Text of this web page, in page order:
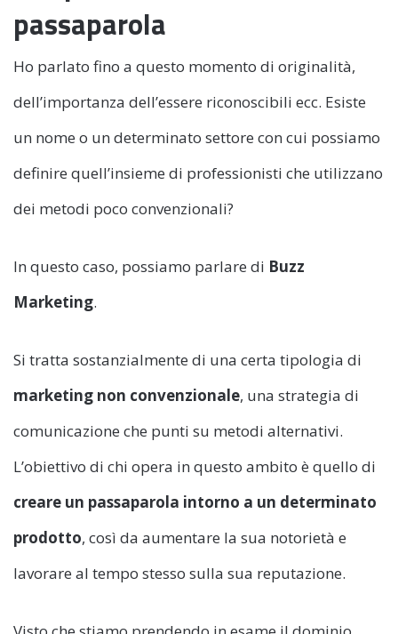
passaparola
Ho parlato fino a questo momento di originalità,
dell’importanza dell’essere riconoscibili ecc. Esiste
un nome o un determinato settore con cui possiamo
definire quell’insieme di professionisti che utilizzano
dei metodi poco convenzionali?
In questo caso, possiamo parlare di Buzz
Marketing.
Si tratta sostanzialmente di una certa tipologia di
marketing non convenzionale, una strategia di
comunicazione che punti su metodi alternativi.
L’obiettivo di chi opera in questo ambito è quello di
creare un passaparola intorno a un determinato
prodotto, così da aumentare la sua notorietà e
lavorare al tempo stesso sulla sua reputazione.